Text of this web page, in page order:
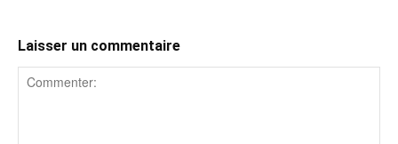
Laisser un commentaire